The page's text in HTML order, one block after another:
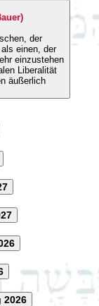
der
einen, der
einzustehen
äußerlich
2026